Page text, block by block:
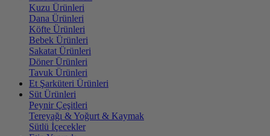
Kuzu Ürünleri
Dana Ürünleri
Köfte Ürünleri
Bebek Ürünleri
Sakatat Ürünleri
Döner Ürünleri
Tavuk Ürünleri
Et Şarküteri Ürünleri
Süt Ürünleri
Peynir Çeşitleri
Tereyağı & Yoğurt & Kaymak
Sütlü İçecekler